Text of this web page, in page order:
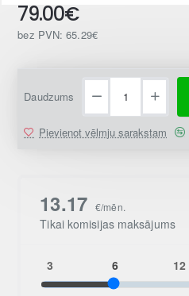
79.00€
bez PVN: 65.29€
Daudzums
Pievienot vēlmju sarakstam